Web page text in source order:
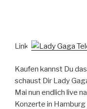
Link:
Kaufen kannst Du
schaust Dir Lady
Mai nun endlich live
Konzerte in Hamburg